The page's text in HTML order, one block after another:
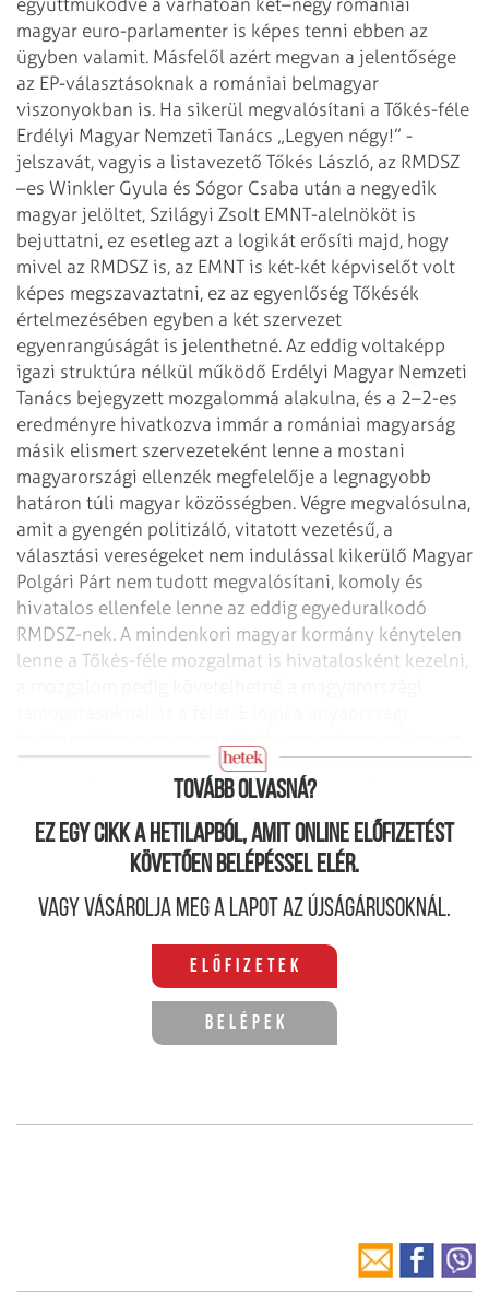
magyar euro-parlamenter is képes tenni ebben az
ügyben valamit. Másfelől azért megvan a jelentősége
az EP-választásoknak a romániai belmagyar
viszonyokban is. Ha sikerül megvalósítani a Tőkés-féle
Erdélyi Magyar Nemzeti Tanács „Legyen négy!” -
jelszavát, vagyis a listavezető Tőkés László, az RMDSZ
–es Winkler Gyula és Sógor Csaba után a negyedik
magyar jelöltet, Szilágyi Zsolt EMNT-alelnököt is
bejuttatni, ez esetleg azt a logikát erősíti majd, hogy
mivel az RMDSZ is, az EMNT is két-két képviselőt volt
képes megszavaztatni, ez az egyen­lőség Tőkésék
értelmezésében egyben a két szervezet
egyenrangúságát is jelenthetné. Az eddig voltaképp
igazi struktúra nélkül működő Erdélyi Magyar Nemzeti
Tanács bejegyzett mozgalommá alakulna, és a 2–2-es
eredményre hivatkozva immár a romániai magyarság
másik elismert szervezeteként lenne a mostani
magyarországi ellenzék megfelelője a legnagyobb
határon túli magyar közösségben. Végre megvalósulna,
amit a gyengén politizáló, vitatott vezetésű, a
választási vereségeket nem indulással kikerülő Magyar
Polgári Párt nem tudott megvalósítani, komoly és
hivatalos ellenfele lenne az eddig egyeduralkodó
RMDSZ-nek. A mindenkori magyar kormány kénytelen
lenne a Tőkés-féle mozgalmat is hivatalosként kezelni,
már Magyarországon zajlik, 2010-ben, vagy előbb.
Tovább olvasná?
Ez egy cikk a hetilapból, amit online előfizetést
követően belépéssel elér.
Vagy vásárolja meg a lapot az újságárusoknál.
Előfizetek
Belépek